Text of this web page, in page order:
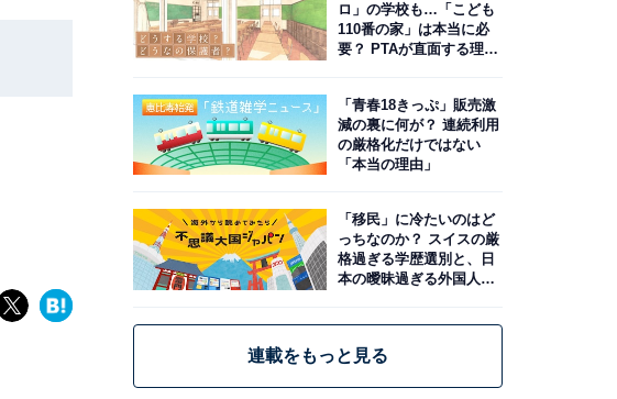
ロ」の学校も…「こども
110番の家」は本当に必
要？ PTAが直面する理想
「青春18きっぷ」販売激
減の裏に何が？ 連続利用
の厳格化だけではない
「本当の理由」
「移民」に冷たいのはど
っちなのか？ スイスの厳
格過ぎる学歴選別と、日
本の曖昧過ぎる外国人政
連載をもっと見る